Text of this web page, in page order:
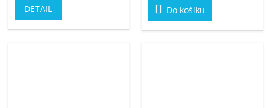
DETAIL Do košíku